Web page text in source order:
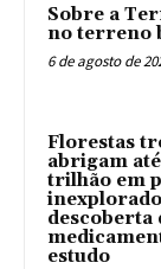
Sobre a
no terreno
6 de agosto de
Florestas
abrigam
trilhão em
descoberta
estudo